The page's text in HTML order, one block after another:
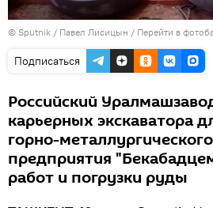
© Sputnik / Павел Лисицын / Перейти в
Подписаться
Российский
карьерных экскаватора
горно-
предприятия
работ и погрузки руды